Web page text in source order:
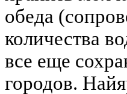
обеда
количества
все еще
городов.